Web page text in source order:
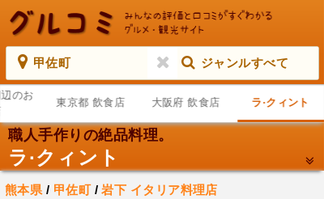
甲佐町 ジャンルすべて
のお
東京都 飲食店 大阪府 飲食店 ラ·クィント
職人手作りの絶品料理。
ラ·クィント
熊本県 / 甲佐町/岩下 イタリア料理店